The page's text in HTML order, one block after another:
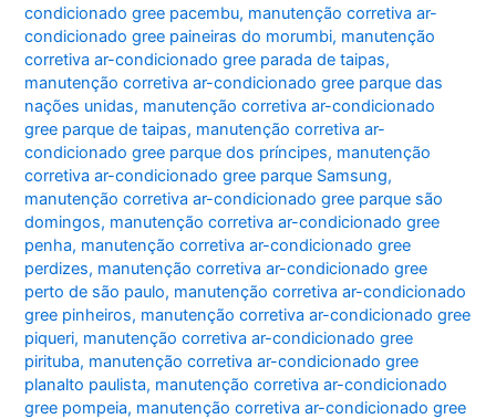
condicionado gree pacembu, manutenção corretiva ar-
condicionado gree paineiras do morumbi, manutenção
corretiva ar-condicionado gree parada de taipas,
manutenção corretiva ar-condicionado gree parque das
nações unidas, manutenção corretiva ar-condicionado
gree parque de taipas, manutenção corretiva ar-
condicionado gree parque dos príncipes, manutenção
corretiva ar-condicionado gree parque Samsung,
manutenção corretiva ar-condicionado gree parque são
domingos, manutenção corretiva ar-condicionado gree
penha, manutenção corretiva ar-condicionado gree
perdizes, manutenção corretiva ar-condicionado gree
perto de são paulo, manutenção corretiva ar-condicionado
gree pinheiros, manutenção corretiva ar-condicionado gree
piqueri, manutenção corretiva ar-condicionado gree
pirituba, manutenção corretiva ar-condicionado gree
planalto paulista, manutenção corretiva ar-condicionado
gree pompeia, manutenção corretiva ar-condicionado gree